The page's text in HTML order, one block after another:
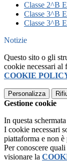
Classe 2^B
Classe 3^B
Classe 3^B
Notizie
Questo sito o gli
cookie necessari
COOKIE
Personalizza
Gestione cookie
In questa
I cookie necessari
piattaforma e non
Per conoscere
visionare la